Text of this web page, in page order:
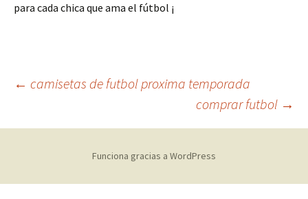
para cada chica que ama el fútbol ¡
Navegación
de
entradas
← camisetas de futbol proxima temporada
comprar futbol →
Funciona gracias a WordPress